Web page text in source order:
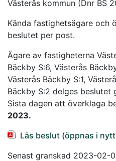
Västerås kommun (Dnr BS
Kända fastighetsägare och
beslutet per post.
Ägare av fastigheterna
Bäckby S:6, Västerås
Västerås Bäckby S:1,
Bäckby S:2 delges beslutet
Sista dagen att överklaga
2023.
Läs beslut (öppnas i
Senast granskad 2023-02-